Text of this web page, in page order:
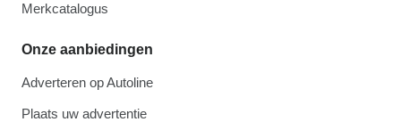
Merkcatalogus
Onze aanbiedingen
Adverteren op Autoline
Plaats uw advertentie